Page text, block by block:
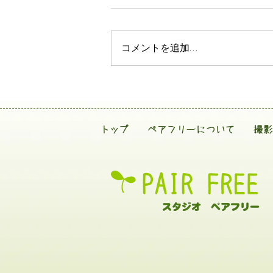
コメントを追加…
トップ ペアフリーについて 撮